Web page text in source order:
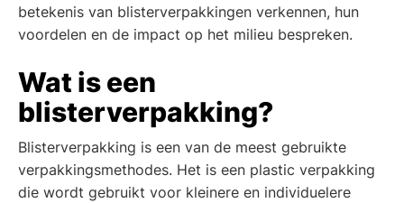
betekenis van blisterverpakkingen verkennen, hun
voordelen en de impact op het milieu bespreken.
Wat is een
blisterverpakking?
Blisterverpakking is een van de meest gebruikte
verpakkingsmethodes. Het is een plastic verpakking
die wordt gebruikt voor kleinere en individuelere